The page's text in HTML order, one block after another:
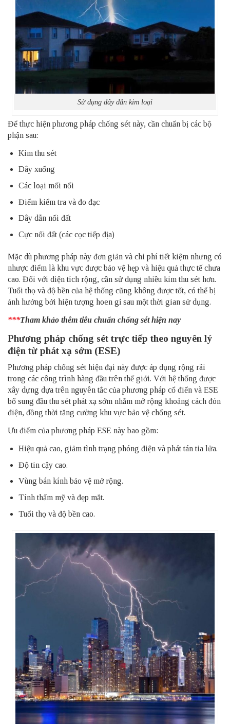
Sử dụng dây dẫn kim loại
Để thực hiện phương pháp chống sét này, cần chuẩn bị các bộ
phận sau:
Kim thu sét
Dây xuống
Các loại mối nối
Điểm kiểm tra và đo đạc
Dây dẫn nối đất
Cực nối đất (các cọc tiếp địa)
Mặc dù phương pháp này đơn giản và chi phí tiết kiệm nhưng có
nhược điểm là khu vực được bảo vệ hẹp và hiệu quả thực tế chưa
cao. Đối với diện tích rộng, cần sử dụng nhiều kim thu sét hơn.
Tuổi thọ và độ bền của hệ thống cũng không được tốt, có thể bị
ảnh hưởng bởi hiện tượng hoen gỉ sau một thời gian sử dụng.
***Tham khảo thêm tiêu chuẩn chống séthiện nay
Phương pháp chống sét trực tiếp theo nguyên lý
điện từ phát xạ sớm (ESE)
Phương pháp chống sét hiện đại này được áp dụng rộng rãi
trong các công trình hàng đầu trên thế giới. Với hệ thống được
xây dựng dựa trên nguyên tắc của phương pháp cổ điển và ESE
bổ sung đầu thu sét phát xạ sớm nhằm mở rộng khoảng cách đón
điện, đồng thời tăng cường khu vực bảo vệ chống sét.
Ưu điểm của phương pháp ESE này bao gồm:
Hiệu quả cao, giảm tình trạng phóng điện và phát tán tia lửa.
Độ tin cậy cao.
Vùng bán kính bảo vệ mở rộng.
Tính thẩm mỹ và đẹp mắt.
Tuổi thọ và độ bền cao.